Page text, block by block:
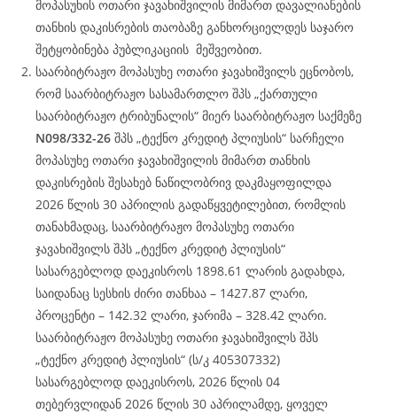
მოპასუხის ოთარი ჯავახიშვილის მიმართ დავალიანების
თანხის დაკისრების თაობაზე განხორციელდეს საჯარო
შეტყობინება პუბლიკაციის მეშვეობით.
საარბიტრაჟო მოპასუხე ოთარი ჯავახიშვილს ეცნობოს,
რომ საარბიტრაჟო სასამართლო შპს „ქართული
საარბიტრაჟო ტრიბუნალის“ მიერ საარბიტრაჟო საქმეზე
N098/332-26 შპს „ტექნო კრედიტ პლიუსის“ სარჩელი
მოპასუხე ოთარი ჯავახიშვილის მიმართ თანხის
დაკისრების შესახებ ნაწილობრივ დაკმაყოფილდა
2026 წლის 30 აპრილის გადაწყვეტილებით, რომლის
თანახმადაც, საარბიტრაჟო მოპასუხე ოთარი
ჯავახიშვილს შპს „ტექნო კრედიტ პლიუსის“
სასარგებლოდ დაეკისროს 1898.61 ლარის გადახდა,
საიდანაც სესხის ძირი თანხაა – 1427.87 ლარი,
პროცენტი – 142.32 ლარი, ჯარიმა – 328.42 ლარი.
საარბიტრაჟო მოპასუხე ოთარი ჯავახიშვილს შპს
„ტექნო კრედიტ პლიუსის“ (ს/კ 405307332)
სასარგებლოდ დაეკისროს, 2026 წლის 04
თებერვლიდან 2026 წლის 30 აპრილამდე, ყოველ